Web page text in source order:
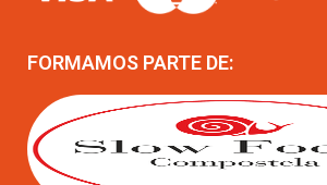
FORMAMOS PARTE DE: